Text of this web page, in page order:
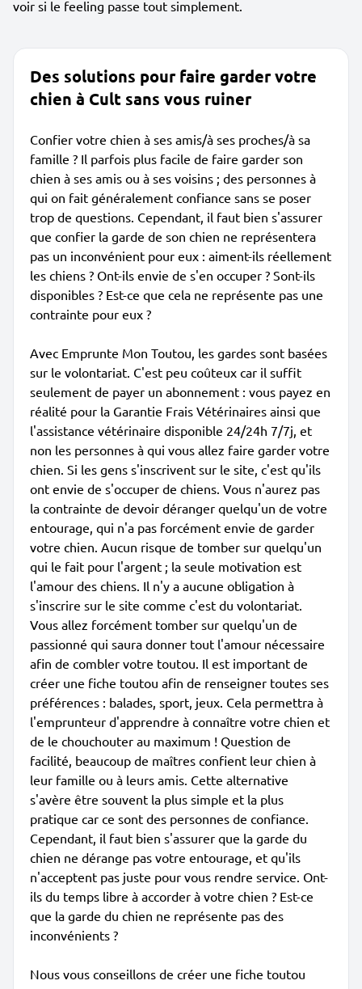
voir si le feeling passe tout simplement.
Des solutions pour faire garder votre
chien à Cult sans vous ruiner
Confier votre chien à ses amis/à ses proches/à sa
famille ? Il parfois plus facile de faire garder son
chien à ses amis ou à ses voisins ; des personnes à
qui on fait généralement confiance sans se poser
trop de questions. Cependant, il faut bien s'assurer
que confier la garde de son chien ne représentera
pas un inconvénient pour eux : aiment-ils réellement
les chiens ? Ont-ils envie de s'en occuper ? Sont-ils
disponibles ? Est-ce que cela ne représente pas une
contrainte pour eux ?
Avec Emprunte Mon Toutou, les gardes sont basées
sur le volontariat. C'est peu coûteux car il suffit
seulement de payer un abonnement : vous payez en
réalité pour la Garantie Frais Vétérinaires ainsi que
l'assistance vétérinaire disponible 24/24h 7/7j, et
non les personnes à qui vous allez faire garder votre
chien. Si les gens s'inscrivent sur le site, c'est qu'ils
ont envie de s'occuper de chiens. Vous n'aurez pas
la contrainte de devoir déranger quelqu'un de votre
entourage, qui n'a pas forcément envie de garder
votre chien. Aucun risque de tomber sur quelqu'un
qui le fait pour l'argent ; la seule motivation est
l'amour des chiens. Il n'y a aucune obligation à
s'inscrire sur le site comme c'est du volontariat.
Vous allez forcément tomber sur quelqu'un de
passionné qui saura donner tout l'amour nécessaire
afin de combler votre toutou. Il est important de
créer une fiche toutou afin de renseigner toutes ses
préférences : balades, sport, jeux. Cela permettra à
l'emprunteur d'apprendre à connaître votre chien et
de le chouchouter au maximum ! Question de
facilité, beaucoup de maîtres confient leur chien à
leur famille ou à leurs amis. Cette alternative
s'avère être souvent la plus simple et la plus
pratique car ce sont des personnes de confiance.
Cependant, il faut bien s'assurer que la garde du
chien ne dérange pas votre entourage, et qu'ils
n'acceptent pas juste pour vous rendre service. Ont-
ils du temps libre à accorder à votre chien ? Est-ce
que la garde du chien ne représente pas des
inconvénients ?
Nous vous conseillons de créer une fiche toutou